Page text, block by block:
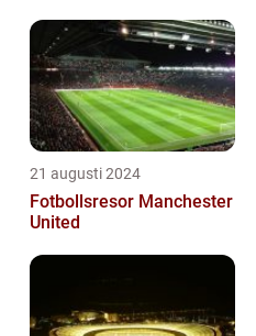
21 augusti 2024
Fotbollsresor Manchester
United